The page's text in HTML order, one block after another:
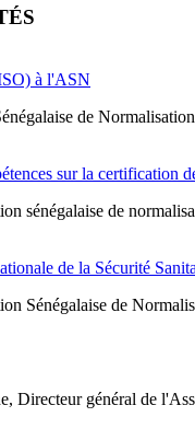
à l'ASN
de
sur la certification
sénégalaise de
de la Sécurité
Sénégalaise de
Directeur général de